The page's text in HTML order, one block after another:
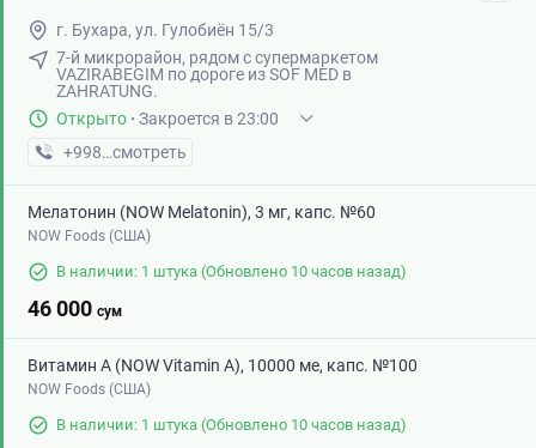
г. Бухара, ул. Гулобиён 15/3
7-й микрорайон, рядом с супермаркетом
VAZIRABEGIM по дороге из SOF MED в
ZAHRATUNG.
Открыто · Закроется в 23:00
+998 (98) XXX-XX-XX
смотреть
Мелатонин (NOW Melatonin), 3 мг, капс. №60
NOW Foods (США)
В наличии: 1 штука (Обновлено 10 часов назад)
46 000 сум
Витамин А (NOW Vitamin A), 10000 ме, капс. №100
NOW Foods (США)
В наличии: 1 штука (Обновлено 10 часов назад)